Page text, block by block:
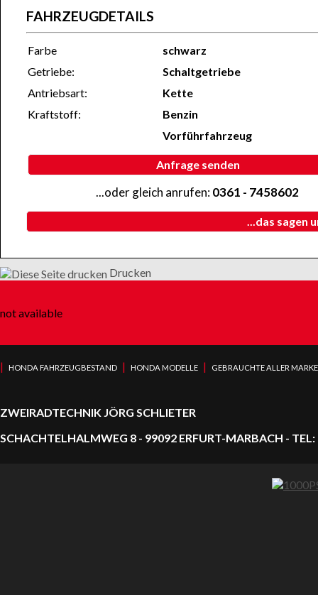
FAHRZEUGDETAILS
Farbe
schwarz
Getriebe:
Schaltgetriebe
Antriebsart:
Kette
Kraftstoff:
Benzin
Vorführfahrzeug
Anfrage senden
...oder gleich anrufen:0361 - 7458602
...das sagen
Drucken
not available
| HONDA FAHRZEUGBESTAND | HONDA MODELLE | GEBRAUCHTE ALLER
ZWEIRADTECHNIK JÖRG SCHLIETER
SCHACHTELHALMWEG 8 - 99092 ERFURT-MARBACH -